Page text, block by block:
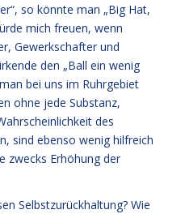
so könnte man „Big Hat,
mich freuen, wenn
Gewerkschafter und
den „Ball ein wenig
bei uns im Ruhrgebiet
ohne jede Substanz,
des
sind ebenso wenig hilfreich
zwecks Erhöhung der
Selbstzurückhaltung? Wie